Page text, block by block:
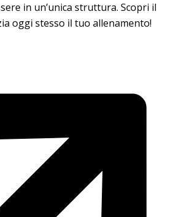
in un’unica struttura. Scopri il
oggi stesso il tuo allenamento!